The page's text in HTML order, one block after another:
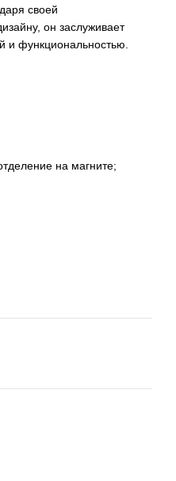
своей
он заслуживает
и функциональностью.
на магните;